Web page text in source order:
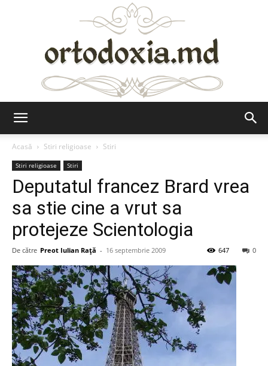
Acasă
Stiri religioase Stiri
Stiri religioase Stiri
Deputatul francez Brard vrea
sa stie cine a vrut sa
protejeze Scientologia
De către Preot Iulian Raţă - 16 septembrie 2009 0
647